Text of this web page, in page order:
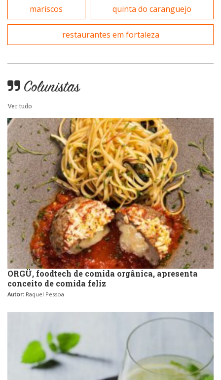
mariscos quinta do caranguejo
restaurantes em fortaleza
Colunistas
Ver tudo
ORGÜ, foodtech de comida orgânica, apresenta
conceito de comida feliz
Autor: Raquel Pessoa